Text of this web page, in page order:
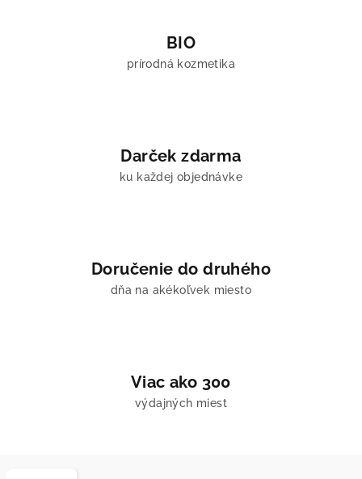
BIO
prírodná kozmetika
Darček zdarma
ku každej objednávke
Doručenie do druhého
dňa na akékoľvek miesto
Viac ako 300
výdajných miest